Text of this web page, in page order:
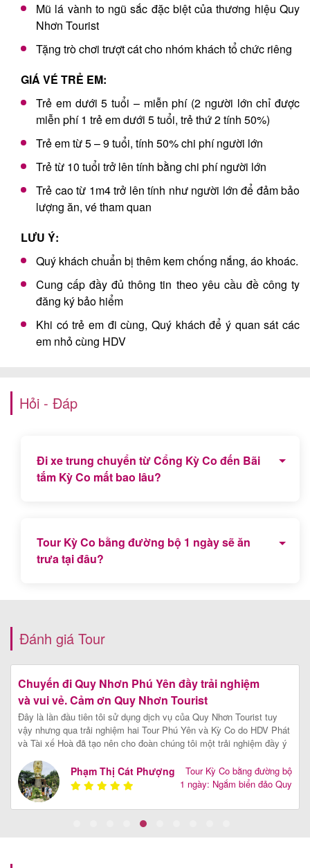
Mũ lá vành to ngũ sắc đặc biệt của thương hiệu Quy
Nhơn Tourist
Tặng trò chơi trượt cát cho nhóm khách tổ chức riêng
GIÁ VÉ TRẺ EM:
Trẻ em dưới 5 tuổi – miễn phí (2 người lớn chỉ được
miễn phí 1 trẻ em dưới 5 tuổi, trẻ thứ 2 tính 50%)
Trẻ em từ 5 – 9 tuổi, tính 50% chi phí người lớn
Trẻ từ 10 tuổi trở lên tính bằng chi phí người lớn
Trẻ cao từ 1m4 trở lên tính như người lớn để đảm bảo
lượng ăn, vé tham quan
LƯU Ý:
Quý khách chuẩn bị thêm kem chống nắng, áo khoác.
Cung cấp đầy đủ thông tin theo yêu cầu đề công ty
đăng ký bảo hiểm
Khi có trẻ em đi cùng, Quý khách để ý quan sát các
em nhỏ cùng HDV
Hỏi - Đáp
Đi xe trung chuyển từ Cổng Kỳ Co đến Bãi
tắm Kỳ Co mất bao lâu?
đường dốc mất khoảng 15 phút.
Tour Kỳ Co bằng đường bộ 1 ngày sẽ ăn
trưa tại đâu?
Đánh giá Tour
Chuyến đi Quy Nhơn Phú Yên đầy trải nghiệm
và vui vẻ. Cảm ơn Quy Nhơn Tourist
Đây là lần đầu tiên tôi sử dụng dịch vụ của Quy Nhơn Tourist tuy
vậy nhưng qua trải nghiệm hai Tour Phú Yên và Kỳ Co do HDV Phát
và Tài xế Hoà đã tạo nên cho đoàn chúng tôi một trải nghiệm đầy ý
các địa điểm du lịch cùng những câu chuyện dí dỏm đã khiến cả
đoàn có những trải nghiệm thật đáng nhớ tạo sự gần gũi, yêu mến
phong cảnh cùng con người nơi đây
Phạm Thị Cát Phượng
Tour Kỳ Co bằng đường bộ
1 ngày: Ngắm biển đảo Quy